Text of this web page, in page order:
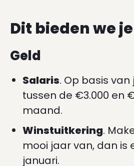
Dit bieden we je
Geld
Salaris. Op basis
tussen de €3.000 en
maand.
Winstuitkering.
mooi jaar van, dan is
januari.